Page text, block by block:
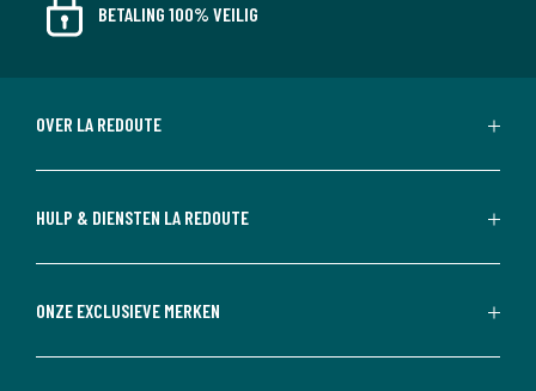
BETALING 100% VEILIG
OVER LA REDOUTE
HULP & DIENSTEN LA REDOUTE
ONZE EXCLUSIEVE MERKEN